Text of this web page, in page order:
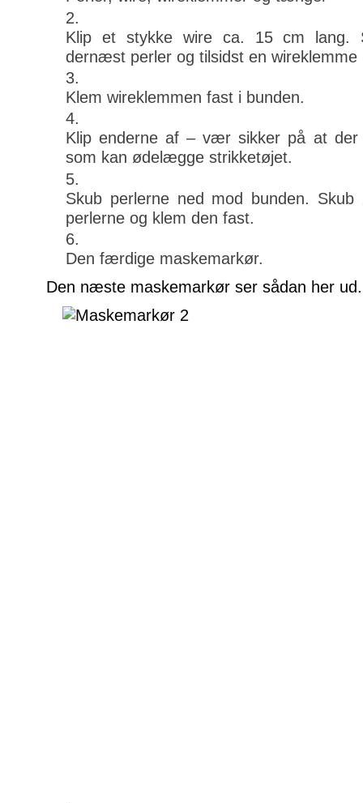
Klip et stykke wire ca. 15 cm lang.
dernæst perler og tilsidst en
Klem wireklemmen fast i bunden.
Klip enderne af – vær sikker på at der
som kan ødelægge strikketøjet.
Skub perlerne ned mod bunden.
perlerne og klem den fast.
Den færdige maskemarkør.
Den næste maskemarkør ser sådan her ud.